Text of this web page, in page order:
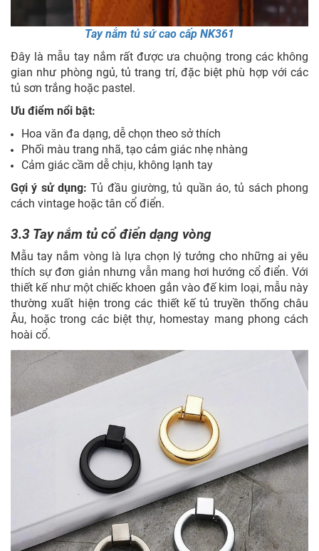
Tay nắm tủ sứ cao cấp NK361
Đây là mẫu tay nắm rất được ưa chuộng trong các không
gian như phòng ngủ, tủ trang trí, đặc biệt phù hợp với các
tủ sơn trắng hoặc pastel.
Ưu điểm nổi bật:
Hoa văn đa dạng, dễ chọn theo sở thích
Phối màu trang nhã, tạo cảm giác nhẹ nhàng
Cảm giác cầm dễ chịu, không lạnh tay
Gợi ý sử dụng: Tủ đầu giường, tủ quần áo, tủ sách phong
cách vintage hoặc tân cổ điển.
3.3 Tay nắm tủ cổ điển dạng vòng
Mẫu tay nắm vòng là lựa chọn lý tưởng cho những ai yêu
thích sự đơn giản nhưng vẫn mang hơi hướng cổ điển. Với
thiết kế như một chiếc khoen gắn vào đế kim loại, mẫu này
thường xuất hiện trong các thiết kế tủ truyền thống châu
Âu, hoặc trong các biệt thự, homestay mang phong cách
hoài cổ.